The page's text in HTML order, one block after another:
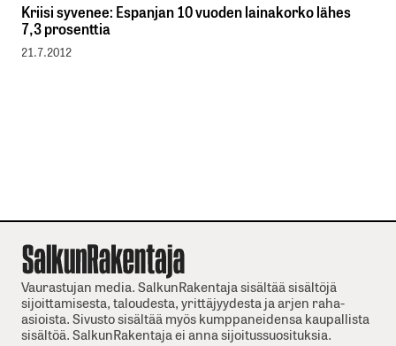
Kriisi syvenee: Espanjan 10 vuoden lainakorko lähes
7,3 prosenttia
21.7.2012
Vaurastujan media. SalkunRakentaja sisältää sisältöjä
sijoittamisesta, taloudesta, yrittäjyydesta ja arjen raha-
asioista. Sivusto sisältää myös kumppaneidensa kaupallista
sisältöä. SalkunRakentaja ei anna sijoitussuosituksia.